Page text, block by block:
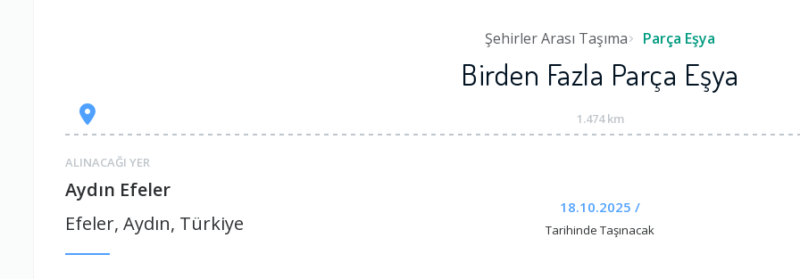
Şehirler Arası Taşıma Parça Eşya
Birden Fazla Parça Eşya
1.474 km
ALINACAĞI YER
Aydın Efeler
Efeler, Aydın, Türkiye
18.10.2025 /
Tarihinde Taşınacak